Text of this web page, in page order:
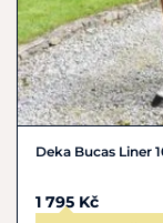
Deka Bucas Liner
1 795 Kč